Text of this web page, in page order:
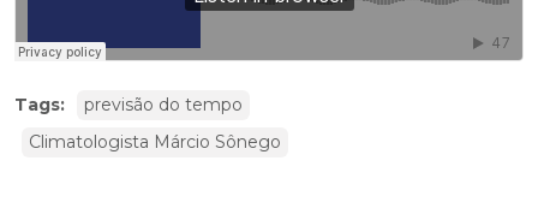
Tags:
previsão do tempo
Climatologista Márcio Sônego